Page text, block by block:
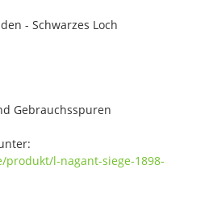
- Schwarzes Loch
Gebrauchsspuren
l-nagant-siege-1898-